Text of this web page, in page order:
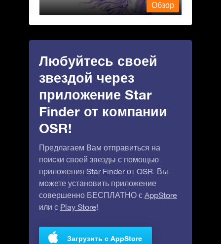
Обзор
Любуйтесь своей
звездой через
приложение Star
Finder от компании
OSR!
Предлагаем Вам отправиться на
поиски своей звезды с помощью
приложения Star Finder от OSR. Вы
можете установить приложение
совершенно БЕСПЛАТНО с AppStore
или с Play Store!
Загрузить с AppStore